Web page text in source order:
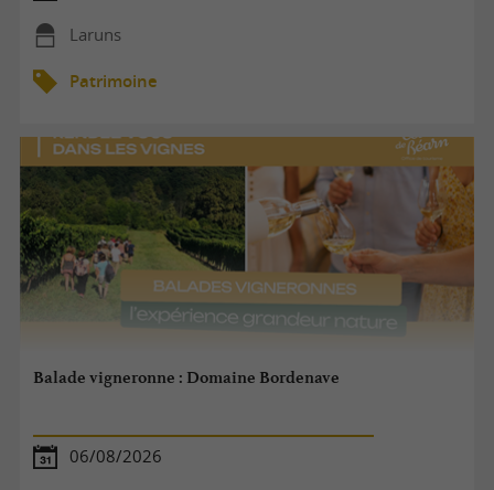
Laruns
Patrimoine
Balade vigneronne : Domaine Bordenave
06/08/2026